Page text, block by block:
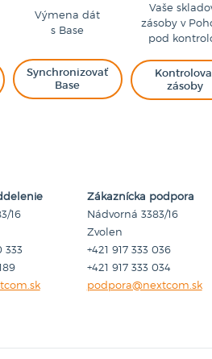
Výmena dát
s Base
Synchronizovať
Base
Vaše
zásoby v
pod
zásoby
16
333
Zákaznícka podpora
Nádvorná 3383/16
Zvolen
+421 917 333 036
+421 917 333 034
podpora@nextcom.sk